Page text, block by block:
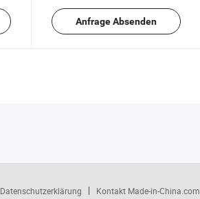
Anfrage Absenden
Datenschutzerklärung Kontakt Made-in-China.com